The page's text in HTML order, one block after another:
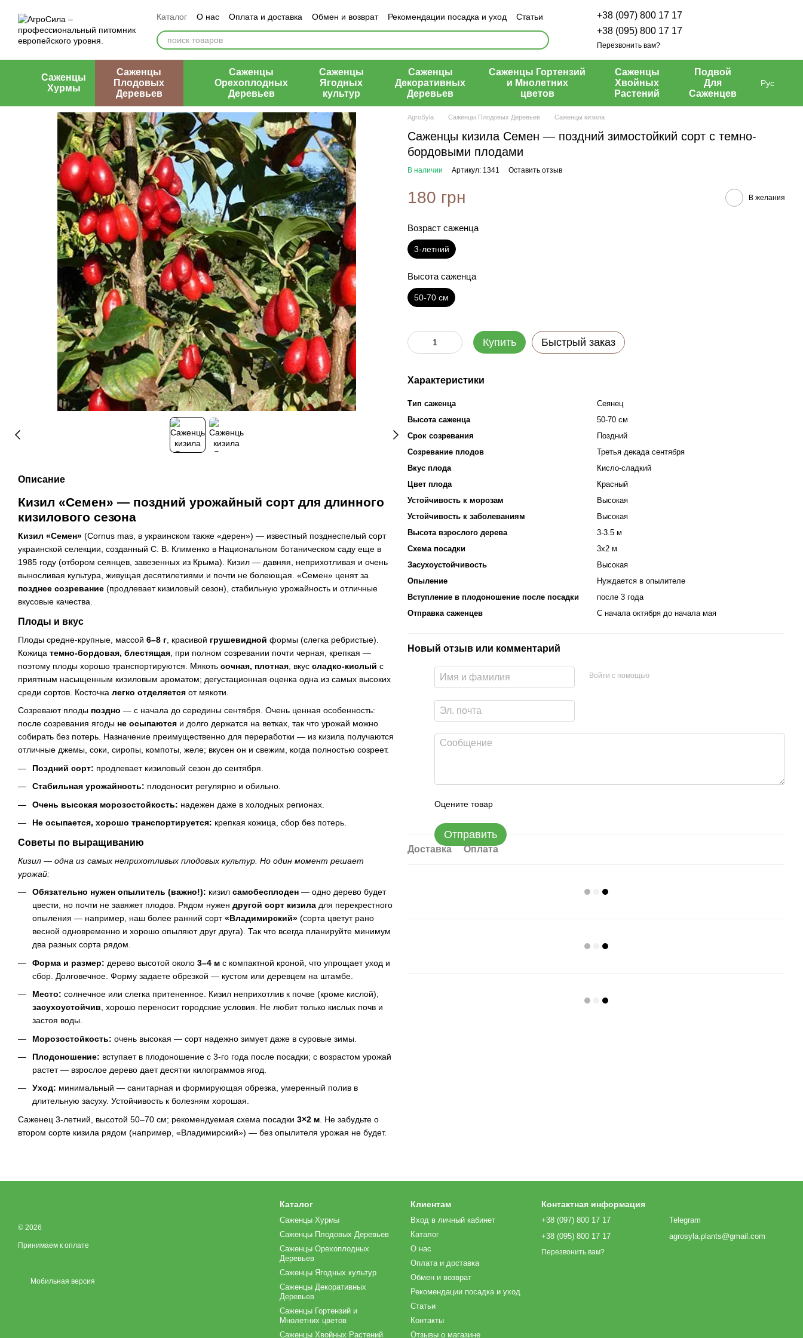
Каталог О нас Оплата и доставка Обмен и возврат Рекомендации посадка и уход
Статьи
Контакты
Отзывы о магазине
+38 (097) 800 17 17
+38 (095) 800 17 17
Перезвонить вам?
Саженцы
Хурмы
Саженцы
Плодовых
Деревьев
Саженцы
Орехоплодных
Деревьев
Саженцы
Ягодных
культур
Саженцы
Декоративных
Деревьев
Саженцы Гортензий
и Мнолетних
цветов
Саженцы
Хвойных
Растений
Подвой
Для
Саженцев
Рус
Описание
Кизил «Семен» — поздний урожайный сорт для длинного
кизилового сезона
Кизил «Семен» (Cornus mas, в украинском также «дерен») — известный позднеспелый сорт
украинской селекции, созданный С. В. Клименко в Национальном ботаническом саду еще в
1985 году (отбором сеянцев, завезенных из Крыма). Кизил — давняя, неприхотливая и очень
выносливая культура, живущая десятилетиями и почти не болеющая. «Семен» ценят за
позднее созревание (продлевает кизиловый сезон), стабильную урожайность и отличные
вкусовые качества.
Плоды и вкус
Плоды средне-крупные, массой 6–8 г , красивой грушевидной формы (слегка ребристые).
Кожица темно-бордовая, блестящая , при полном созревании почти черная, крепкая —
поэтому плоды хорошо транспортируются. Мякоть сочная, плотная , вкус сладко-кислый с
приятным насыщенным кизиловым ароматом; дегустационная оценка одна из самых высоких
среди сортов. Косточка легко отделяется от мякоти.
Созревают плоды поздно — с начала до середины сентября. Очень ценная особенность:
после созревания ягоды не осыпаются и долго держатся на ветках, так что урожай можно
собирать без потерь. Назначение преимущественно для переработки — из кизила получаются
отличные джемы, соки, сиропы, компоты, желе; вкусен он и свежим, когда полностью созреет.
Поздний сорт: продлевает кизиловый сезон до сентября.
Стабильная урожайность: плодоносит регулярно и обильно.
Очень высокая морозостойкость: надежен даже в холодных регионах.
Не осыпается, хорошо транспортируется: крепкая кожица, сбор без потерь.
Советы по выращиванию
Кизил — одна из самых неприхотливых плодовых культур. Но один момент решает
урожай:
Обязательно нужен опылитель (важно!): кизил самобесплоден — одно дерево будет
цвести, но почти не завяжет плодов. Рядом нужен другой сорт кизила для перекрестного
опыления — например, наш более ранний сорт«Владимирский» (сорта цветут рано
весной одновременно и хорошо опыляют друг друга). Так что всегда планируйте минимум
два разных сорта рядом.
Форма и размер: дерево высотой около 3–4 м с компактной кроной, что упрощает уход и
сбор. Долговечное. Форму задаете обрезкой — кустом или деревцем на штамбе.
Место: солнечное или слегка притененное. Кизил неприхотлив к почве (кроме кислой),
засухоустойчив , хорошо переносит городские условия. Не любит только кислых почв и
застоя воды.
Морозостойкость: очень высокая — сорт надежно зимует даже в суровые зимы.
Плодоношение: вступает в плодоношение с 3-го года после посадки; с возрастом урожай
растет — взрослое дерево дает десятки килограммов ягод.
Уход: минимальный — санитарная и формирующая обрезка, умеренный полив в
длительную засуху. Устойчивость к болезням хорошая.
Саженец 3-летний, высотой 50–70 см; рекомендуемая схема посадки 3×2 м . Не забудьте о
втором сорте кизила рядом (например, «Владимирский») — без опылителя урожая не будет.
AgroSyla Саженцы Плодовых Деревьев Саженцы кизила
Саженцы кизила Семен — поздний зимостойкий сорт с темно-
бордовыми плодами
В наличии Артикул: 1341 Оставить отзыв
180 грн В желания
Возраст саженца
3-летний
Высота саженца
50-70 см
Купить Быстрый заказ
Характеристики
Тип саженца
Сеянец
Высота саженца
50-70 см
Срок созревания
Поздний
Созревание плодов
Третья декада сентября
Вкус плода
Кисло-сладкий
Цвет плода
Красный
Устойчивость к морозам
Высокая
Устойчивость к заболеваниям
Высокая
Высота взрослого дерева
3-3.5 м
Схема посадки
3х2 м
Засухоустойчивость
Высокая
Опыление
Нуждается в опылителе
Вступление в плодоношение после посадки
после 3 года
Отправка саженцев
С начала октября до начала мая
Новый отзыв или комментарий
Войти с помощью
Оцените товар
Отправить
Доставка Оплата
© 2026
Принимаем к оплате
Мобильная версия
Каталог
Саженцы Хурмы
Саженцы Плодовых Деревьев
Саженцы Орехоплодных
Деревьев
Саженцы Ягодных культур
Саженцы Декоративных
Деревьев
Саженцы Гортензий и
Мнолетних цветов
Саженцы Хвойных Растений
Клиентам
Вход в личный кабинет
Каталог
О нас
Оплата и доставка
Обмен и возврат
Рекомендации посадка и уход
Статьи
Контакты
Отзывы о магазине
Контактная информация
+38 (097) 800 17 17
+38 (095) 800 17 17
Перезвонить вам?
Telegram
agrosyla.plants@gmail.com